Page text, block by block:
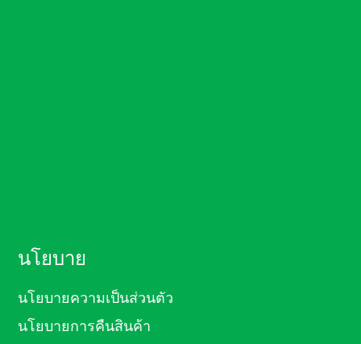
นโยบาย
นโยบายความเป็นส่วนตัว
นโยบายการคืนสินค้า